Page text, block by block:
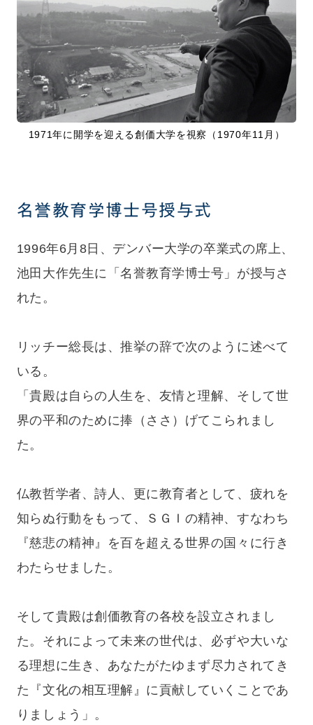
1971年に開学を迎える創価大学を視察（1970年11月）
名誉教育学博士号授与式
1996年6月8日、デンバー大学の卒業式の席上、
池田大作先生に「名誉教育学博士号」が授与さ
れた。
リッチー総長は、推挙の辞で次のように述べて
いる。
「貴殿は自らの人生を、友情と理解、そして世
界の平和のために捧（ささ）げてこられまし
た。
仏教哲学者、詩人、更に教育者として、疲れを
知らぬ行動をもって、ＳＧＩの精神、すなわち
『慈悲の精神』を百を超える世界の国々に行き
わたらせました。
そして貴殿は創価教育の各校を設立されまし
た。それによって未来の世代は、必ずや大いな
る理想に生き、あなたがたゆまず尽力されてき
た『文化の相互理解』に貢献していくことであ
りましょう」。